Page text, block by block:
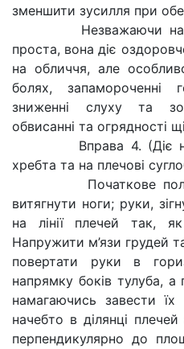
зменшити зусилля при
Незважаючи на
проста, вона діє
на обличчя, але
болях,
зниженні слуху та
обвисанні та огрядності
Вправа 4. (Діє на
хребта та на плечові
Початкове
витягнути ноги; руки,
на лінії плечей так,
Напружити м’язи грудей
повертати руки в
напрямку боків тулуба,
намагаючись завести
начебто в ділянці
перпендикулярно до